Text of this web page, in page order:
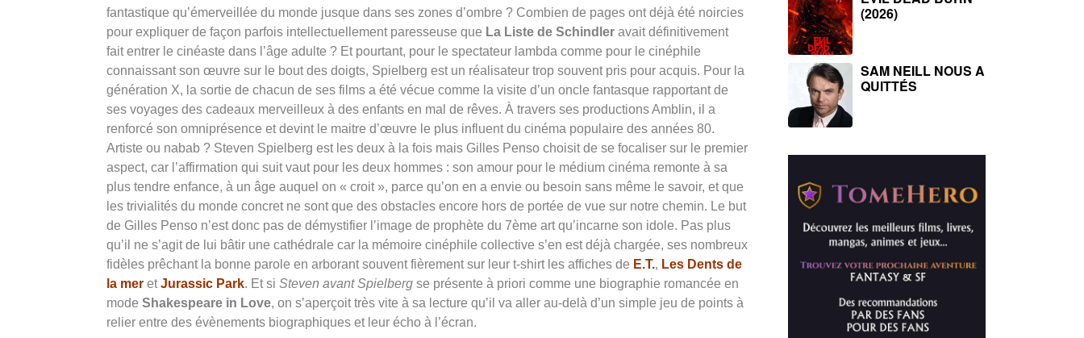
fantastique qu’émerveillée du monde jusque dans ses zones d’ombre ? Combien de pages ont déjà été noircies
pour expliquer de façon parfois intellectuellement paresseuse que La Liste de Schindler avait définitivement
fait entrer le cinéaste dans l’âge adulte ? Et pourtant, pour le spectateur lambda comme pour le cinéphile
connaissant son œuvre sur le bout des doigts, Spielberg est un réalisateur trop souvent pris pour acquis. Pour la
génération X, la sortie de chacun de ses films a été vécue comme la visite d’un oncle fantasque rapportant de
ses voyages des cadeaux merveilleux à des enfants en mal de rêves. À travers ses productions Amblin, il a
renforcé son omniprésence et devint le maitre d’œuvre le plus influent du cinéma populaire des années 80.
Artiste ou nabab ? Steven Spielberg est les deux à la fois mais Gilles Penso choisit de se focaliser sur le premier
aspect, car l’affirmation qui suit vaut pour les deux hommes : son amour pour le médium cinéma remonte à sa
plus tendre enfance, à un âge auquel on « croit », parce qu’on en a envie ou besoin sans même le savoir, et que
les trivialités du monde concret ne sont que des obstacles encore hors de portée de vue sur notre chemin. Le but
de Gilles Penso n’est donc pas de démystifier l’image de prophète du 7ème art qu’incarne son idole. Pas plus
qu’il ne s’agit de lui bâtir une cathédrale car la mémoire cinéphile collective s’en est déjà chargée, ses nombreux
fidèles prêchant la bonne parole en arborant souvent fièrement sur leur t-shirt les affiches de E.T., Les Dents de
la mer etJurassic Park. Et si Steven avant Spielberg se présente à priori comme une biographie romancée en
mode Shakespeare in Love, on s’aperçoit très vite à sa lecture qu’il va aller au-delà d’un simple jeu de points à
relier entre des évènements biographiques et leur écho à l’écran.
(2026)
SAM NEILL NOUS A
QUITTÉS